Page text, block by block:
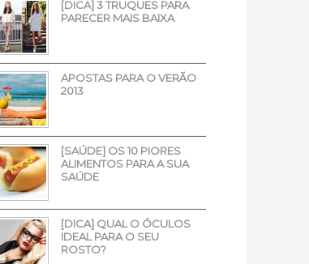
[DICA] 3 TRUQUES PARA
PARECER MAIS BAIXA
APOSTAS PARA O VERÃO
2013
[SAÚDE] OS 10 PIORES
ALIMENTOS PARA A SUA
SAÚDE
[DICA] QUAL O ÓCULOS
IDEAL PARA O SEU
ROSTO?